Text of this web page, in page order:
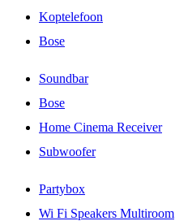
Koptelefoon
Bose
Soundbar
Bose
Home Cinema Receiver
Subwoofer
Partybox
Wi Fi Speakers Multiroom